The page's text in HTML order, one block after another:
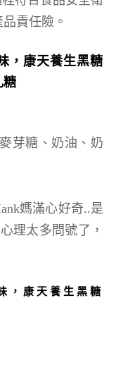
責任險。
芽糖、奶油、奶
媽滿心好奇..是
理太多問號了，